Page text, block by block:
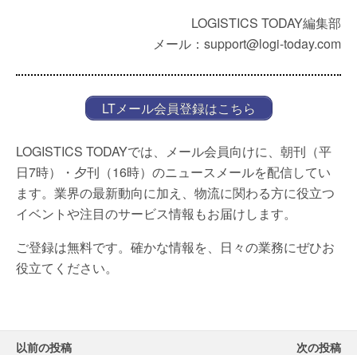
LOGISTICS TODAY編集部
メール：support@logi-today.com
LTメール会員登録はこちら
LOGISTICS TODAYでは、メール会員向けに、朝刊（平
日7時）・夕刊（16時）のニュースメールを配信してい
ます。業界の最新動向に加え、物流に関わる方に役立つ
イベントや注目のサービス情報もお届けします。
ご登録は無料です。確かな情報を、日々の業務にぜひお
役立てください。
以前の投稿 次の投稿